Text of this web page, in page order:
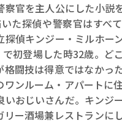
官を主人公にした小説
た探偵や警察官はすべ
偵キンジー・ミルホー
初登場した時32歳。ど
闘技は得意ではなかっ
ンルーム・アパートに
おじいさんだ。キンジ
ー酒場兼レストランに